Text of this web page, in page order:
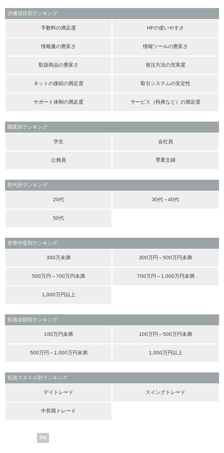
評価項目別ランキング
手数料の満足度 HPの使いやすさ
情報量の豊富さ 情報ツールの豊富さ
取扱商品の豊富さ 発注方法の充実度
ネットの接続の満足度 取引システムの安定性
サポート体制の満足度 サービス（特典など）の満足度
職業別ランキング
学生 会社員
公務員 専業主婦
世代別ランキング
20代 30代～40代
50代
世帯年収別ランキング
300万未満 300万円～500万円未満
500万円～700万円未満 700万円～1,000万円未満
1,000万円以上
投資金額別ランキング
100万円未満 100万円～500万円未満
500万円～1,000万円未満 1,000万円以上
投資スタイル別ランキング
デイトレード スイングトレード
中長期トレード
PR